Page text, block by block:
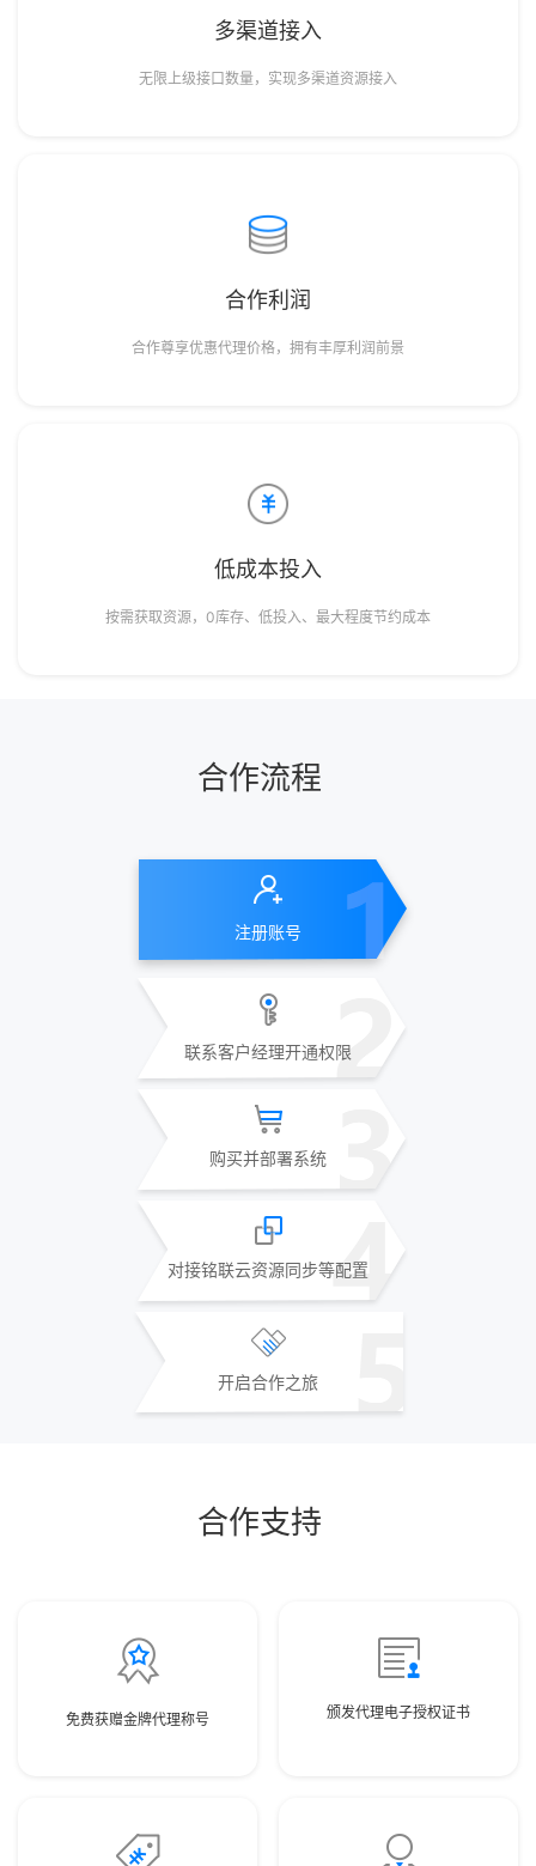
多渠道接入
无限上级接口数量，实现多渠道资源接入
合作利润
合作尊享优惠代理价格，拥有丰厚利润前景
低成本投入
按需获取资源，0库存、低投入、最大程度节约成本
合作流程
注册账号
联系客户经理开通权限
购买并部署系统
对接铭联云资源同步等配置
开启合作之旅
合作支持
免费获赠金牌代理称号 颁发代理电子授权证书